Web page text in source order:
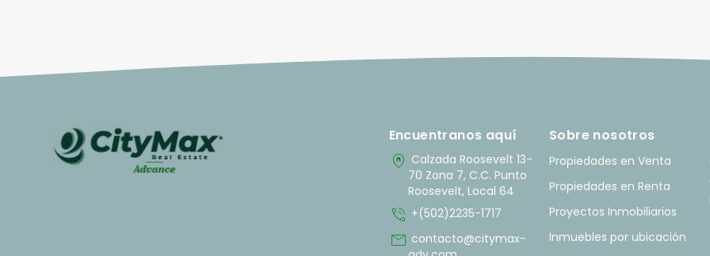
Encuentranos aquí
home_pin Calzada Roosevelt 13-
70 Zona 7, C.C. Punto
Roosevelt, Local 64
phone_in_talk +(502)2235-1717
mail contacto@citymax-
Sobre nosotros
Propiedades en Venta
Propiedades en Renta
Proyectos Inmobiliarios
Inmuebles por ubicación